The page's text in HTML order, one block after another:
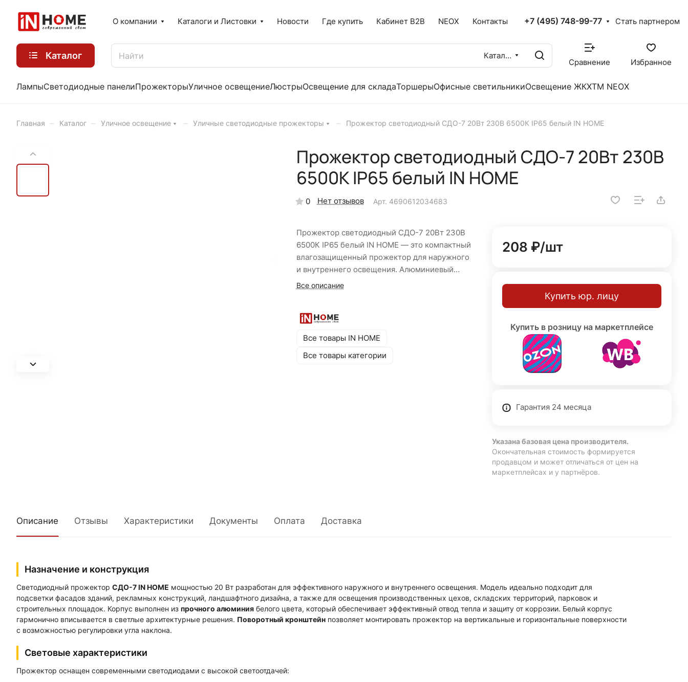
О компании Каталоги и Листовки Новости Где купить Кабинет B2B NEOX Контакты +7 (495) 748-99-77 Стать партнером
Каталог Каталог
Сравнение Избранное
ЛампыСветодиодные панелиПрожекторыУличное освещениеЛюстрыОсвещение для складаТоршерыОфисные светильникиОсвещение ЖКХTM NEOX
Главная – Каталог – Уличное освещение – Уличные светодиодные прожекторы – Прожектор светодиодный СДО-7 20Вт 230В 6500К IP65 белый IN HOME
Прожектор светодиодный СДО-7 20Вт 230В
6500К IP65 белый IN HOME
0 Нет отзывов Арт. 4690612034683
Прожектор светодиодный СДО-7 20Вт 230В
6500К IP65 белый IN HOME — это компактный
влагозащищенный прожектор для наружного
и внутреннего освещения. Алюминиевый
корпус белого цвета с эффективным
температурах от −40°C до +50°C. Поворотный
освещения, а световой поток 1800 Лм при 20
Вт гарантирует высокую
Все описание
Все товары IN HOME
Все товары категории
208 ₽/шт
Купить юр. лицу
Купить в розницу на маркетплейсе
Гарантия 24 месяца
Указана базовая цена производителя.
Окончательная стоимость формируется
продавцом и может отличаться от цен на
маркетплейсах и у партнёров.
Описание Отзывы Характеристики Документы Оплата Доставка
Назначение и конструкция
Светодиодный прожектор СДО-7 IN HOME мощностью 20 Вт разработан для эффективного наружного и внутреннего освещения. Модель идеально подходит для
подсветки фасадов зданий, рекламных конструкций, ландшафтного дизайна, а также для освещения производственных цехов, складских территорий, парковок и
строительных площадок. Корпус выполнен из прочного алюминия белого цвета, который обеспечивает эффективный отвод тепла и защиту от коррозии. Белый корпус
гармонично вписывается в светлые архитектурные решения. Поворотный кронштейн позволяет монтировать прожектор на вертикальные и горизонтальные поверхности
с возможностью регулировки угла наклона.
Световые характеристики
Прожектор оснащен современными светодиодами с высокой светоотдачей: